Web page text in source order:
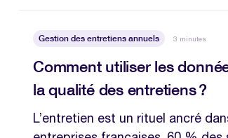
Gestion des entretiens annuels 3 minutes
Comment utiliser les
la qualité des entretiens ?
L’entretien est un rituel ancré